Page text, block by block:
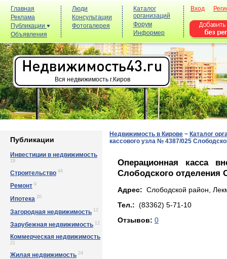
Главная
Реклама
Публикации
Объявления
Люди
Консультации
Фотогалерея
Каталог
организаций
Форум
Информер
Вход
Вся недвижимость г.Киров
Публикации
Инвестиции в недвижимость
19
Строительство 44
Ремонт 9
Ипотека 20
Загородная недвижимость 12
Зарубежная недвижимость 12
Коммерческая недвижимость
21
Жилая недвижимость 24
Недвижимость в Кирове − Каталог
кассового узла № 4387/025
Операционная касса
Слободского отделения
Адрес: Слободской район,
Тел.: (83362) 5-71-10
Отзывов: 0